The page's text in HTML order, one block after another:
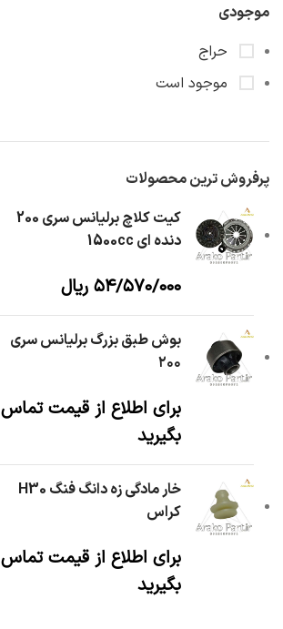
موجودی
حراج
موجود است
پرفروش ترین محصولات
کیت کلاچ برلیانس سری 200
دنده ای 1500cc
۵۴/۵۷۰/۰۰۰ ریال
بوش طبق بزرگ برلیانس سری
۲۰۰
برای اطلاع از قیمت تماس
بگیرید
خار مادگی زه دانگ فنگ H30
کراس
برای اطلاع از قیمت تماس
بگیرید